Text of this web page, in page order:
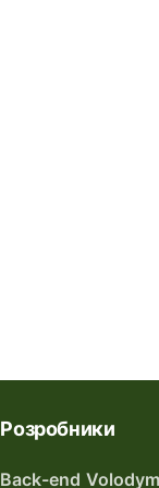
Розробники
Back-end